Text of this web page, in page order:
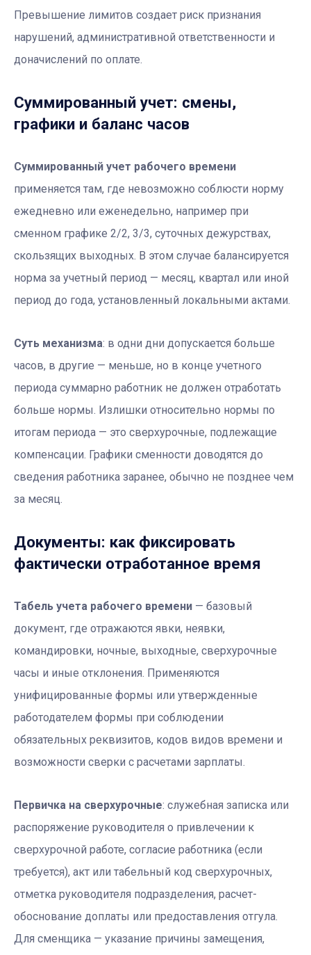
Превышение лимитов создает риск признания
нарушений, административной ответственности и
доначислений по оплате.
Суммированный учет: смены,
графики и баланс часов
Суммированный учет рабочего времени
применяется там, где невозможно соблюсти норму
ежедневно или еженедельно, например при
сменном графике 2/2, 3/3, суточных дежурствах,
скользящих выходных. В этом случае балансируется
норма за учетный период — месяц, квартал или иной
период до года, установленный локальными актами.
Суть механизма: в одни дни допускается больше
часов, в другие — меньше, но в конце учетного
периода суммарно работник не должен отработать
больше нормы. Излишки относительно нормы по
итогам периода — это сверхурочные, подлежащие
компенсации. Графики сменности доводятся до
сведения работника заранее, обычно не позднее чем
за месяц.
Документы: как фиксировать
фактически отработанное время
Табель учета рабочего времени — базовый
документ, где отражаются явки, неявки,
командировки, ночные, выходные, сверхурочные
часы и иные отклонения. Применяются
унифицированные формы или утвержденные
работодателем формы при соблюдении
обязательных реквизитов, кодов видов времени и
возможности сверки с расчетами зарплаты.
Первичка на сверхурочные: служебная записка или
распоряжение руководителя о привлечении к
сверхурочной работе, согласие работника (если
требуется), акт или табельный код сверхурочных,
отметка руководителя подразделения, расчет-
обоснование доплаты или предоставления отгула.
Для сменщика — указание причины замещения,